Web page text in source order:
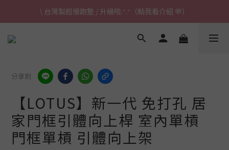
\ 台灣製超慢跑墊 / 升級啦.ᐟ.ᐟ（點我看介紹 💬）
✈ 港澳免運｜滿HK$1,239免運 (指定商品)
\ 台灣製超慢跑墊 / 升級啦.ᐟ.ᐟ（點我看介紹 💬）
分享到
【LOTUS】新一代 免打孔 居
家門框引體向上桿 室內單槓
門框單槓 引體向上架